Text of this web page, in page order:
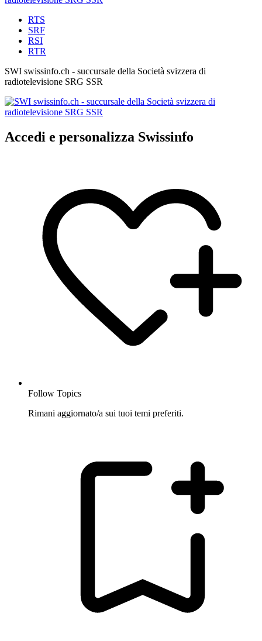
RTS
SRF
RSI
RTR
SWI swissinfo.ch - succursale della Società svizzera di
radiotelevisione SRG SSR
Accedi e personalizza Swissinfo
Follow Topics
Rimani aggiornato/a sui tuoi temi preferiti.